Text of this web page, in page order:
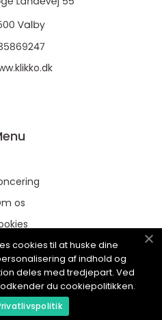
os
os
cookies til at huske dine
af indhold og
deles med tredjepart. Ved
du cookiepolitikken.